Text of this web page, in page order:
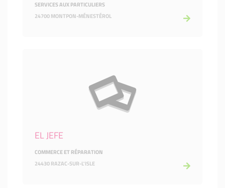
SERVICES AUX PARTICULIERS
24700 MONTPON-MÉNESTÉROL
EL JEFE
COMMERCE ET RÉPARATION
24430 RAZAC-SUR-L'ISLE